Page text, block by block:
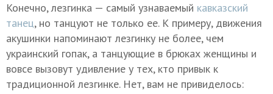
Конечно, лезгинка — самый узнаваемый кавказский
танец, но танцуют не только ее. К примеру, движения
акушинки напоминают лезгинку не более, чем
украинский гопак, а танцующие в брюках женщины и
вовсе вызовут удивление у тех, кто привык к
традиционной лезгинке. Нет, вам не привиделось: